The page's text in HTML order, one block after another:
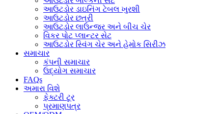
આઉટડોર ડાઇનિંગ ટેબલ ખુરશી
આઉટડોર છત્રી
આઉટડોર લાઉન્જર અને બીચ ચેર
વિકર પોટ પ્લાન્ટર સેટ
આઉટડોર સ્વિંગ ચેર અને હેમોક સિરીઝ
સમાચાર
કંપની સમાચાર
ઉદ્યોગ સમાચાર
FAQs
અમારા વિશે
ફેક્ટરી ટૂર
પ્રમાણપત્ર